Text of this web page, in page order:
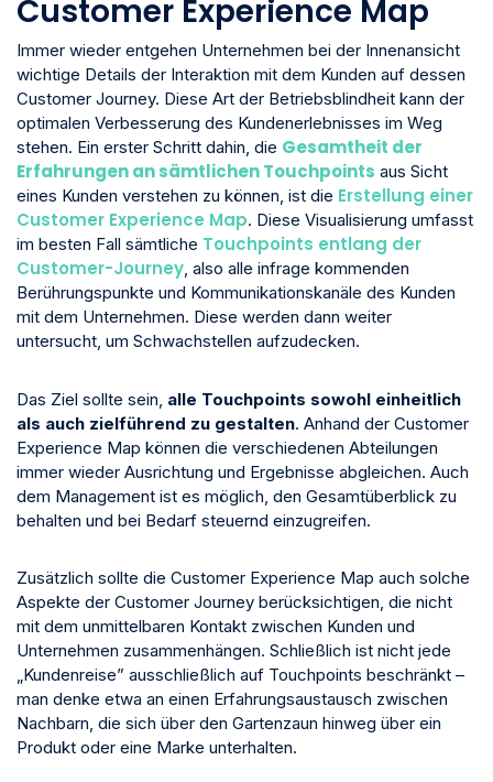
Customer Experience Map
Immer wieder entgehen Unternehmen bei der Innenansicht
wichtige Details der Interaktion mit dem Kunden auf dessen
Customer Journey. Diese Art der Betriebsblindheit kann der
optimalen Verbesserung des Kundenerlebnisses im Weg
stehen. Ein erster Schritt dahin, die Gesamtheit der
Erfahrungen an sämtlichen Touchpoints aus Sicht
eines Kunden verstehen zu können, ist die Erstellung einer
Customer Experience Map. Diese Visualisierung umfasst
im besten Fall sämtliche Touchpoints entlang der
Customer-Journey, also alle infrage kommenden
Berührungspunkte und Kommunikationskanäle des Kunden
mit dem Unternehmen. Diese werden dann weiter
untersucht, um Schwachstellen aufzudecken.
Das Ziel sollte sein, alle Touchpoints sowohl einheitlich
als auch zielführend zu gestalten. Anhand der Customer
Experience Map können die verschiedenen Abteilungen
immer wieder Ausrichtung und Ergebnisse abgleichen. Auch
dem Management ist es möglich, den Gesamtüberblick zu
behalten und bei Bedarf steuernd einzugreifen.
Zusätzlich sollte die Customer Experience Map auch solche
Aspekte der Customer Journey berücksichtigen, die nicht
mit dem unmittelbaren Kontakt zwischen Kunden und
Unternehmen zusammenhängen. Schließlich ist nicht jede
„Kundenreise” ausschließlich auf Touchpoints beschränkt –
man denke etwa an einen Erfahrungsaustausch zwischen
Nachbarn, die sich über den Gartenzaun hinweg über ein
Produkt oder eine Marke unterhalten.